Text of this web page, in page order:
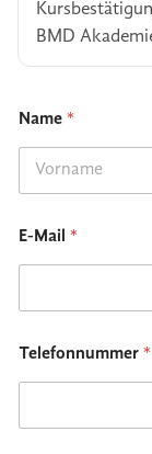
BMD
Name *
E-Mail *
Telefonnummer *